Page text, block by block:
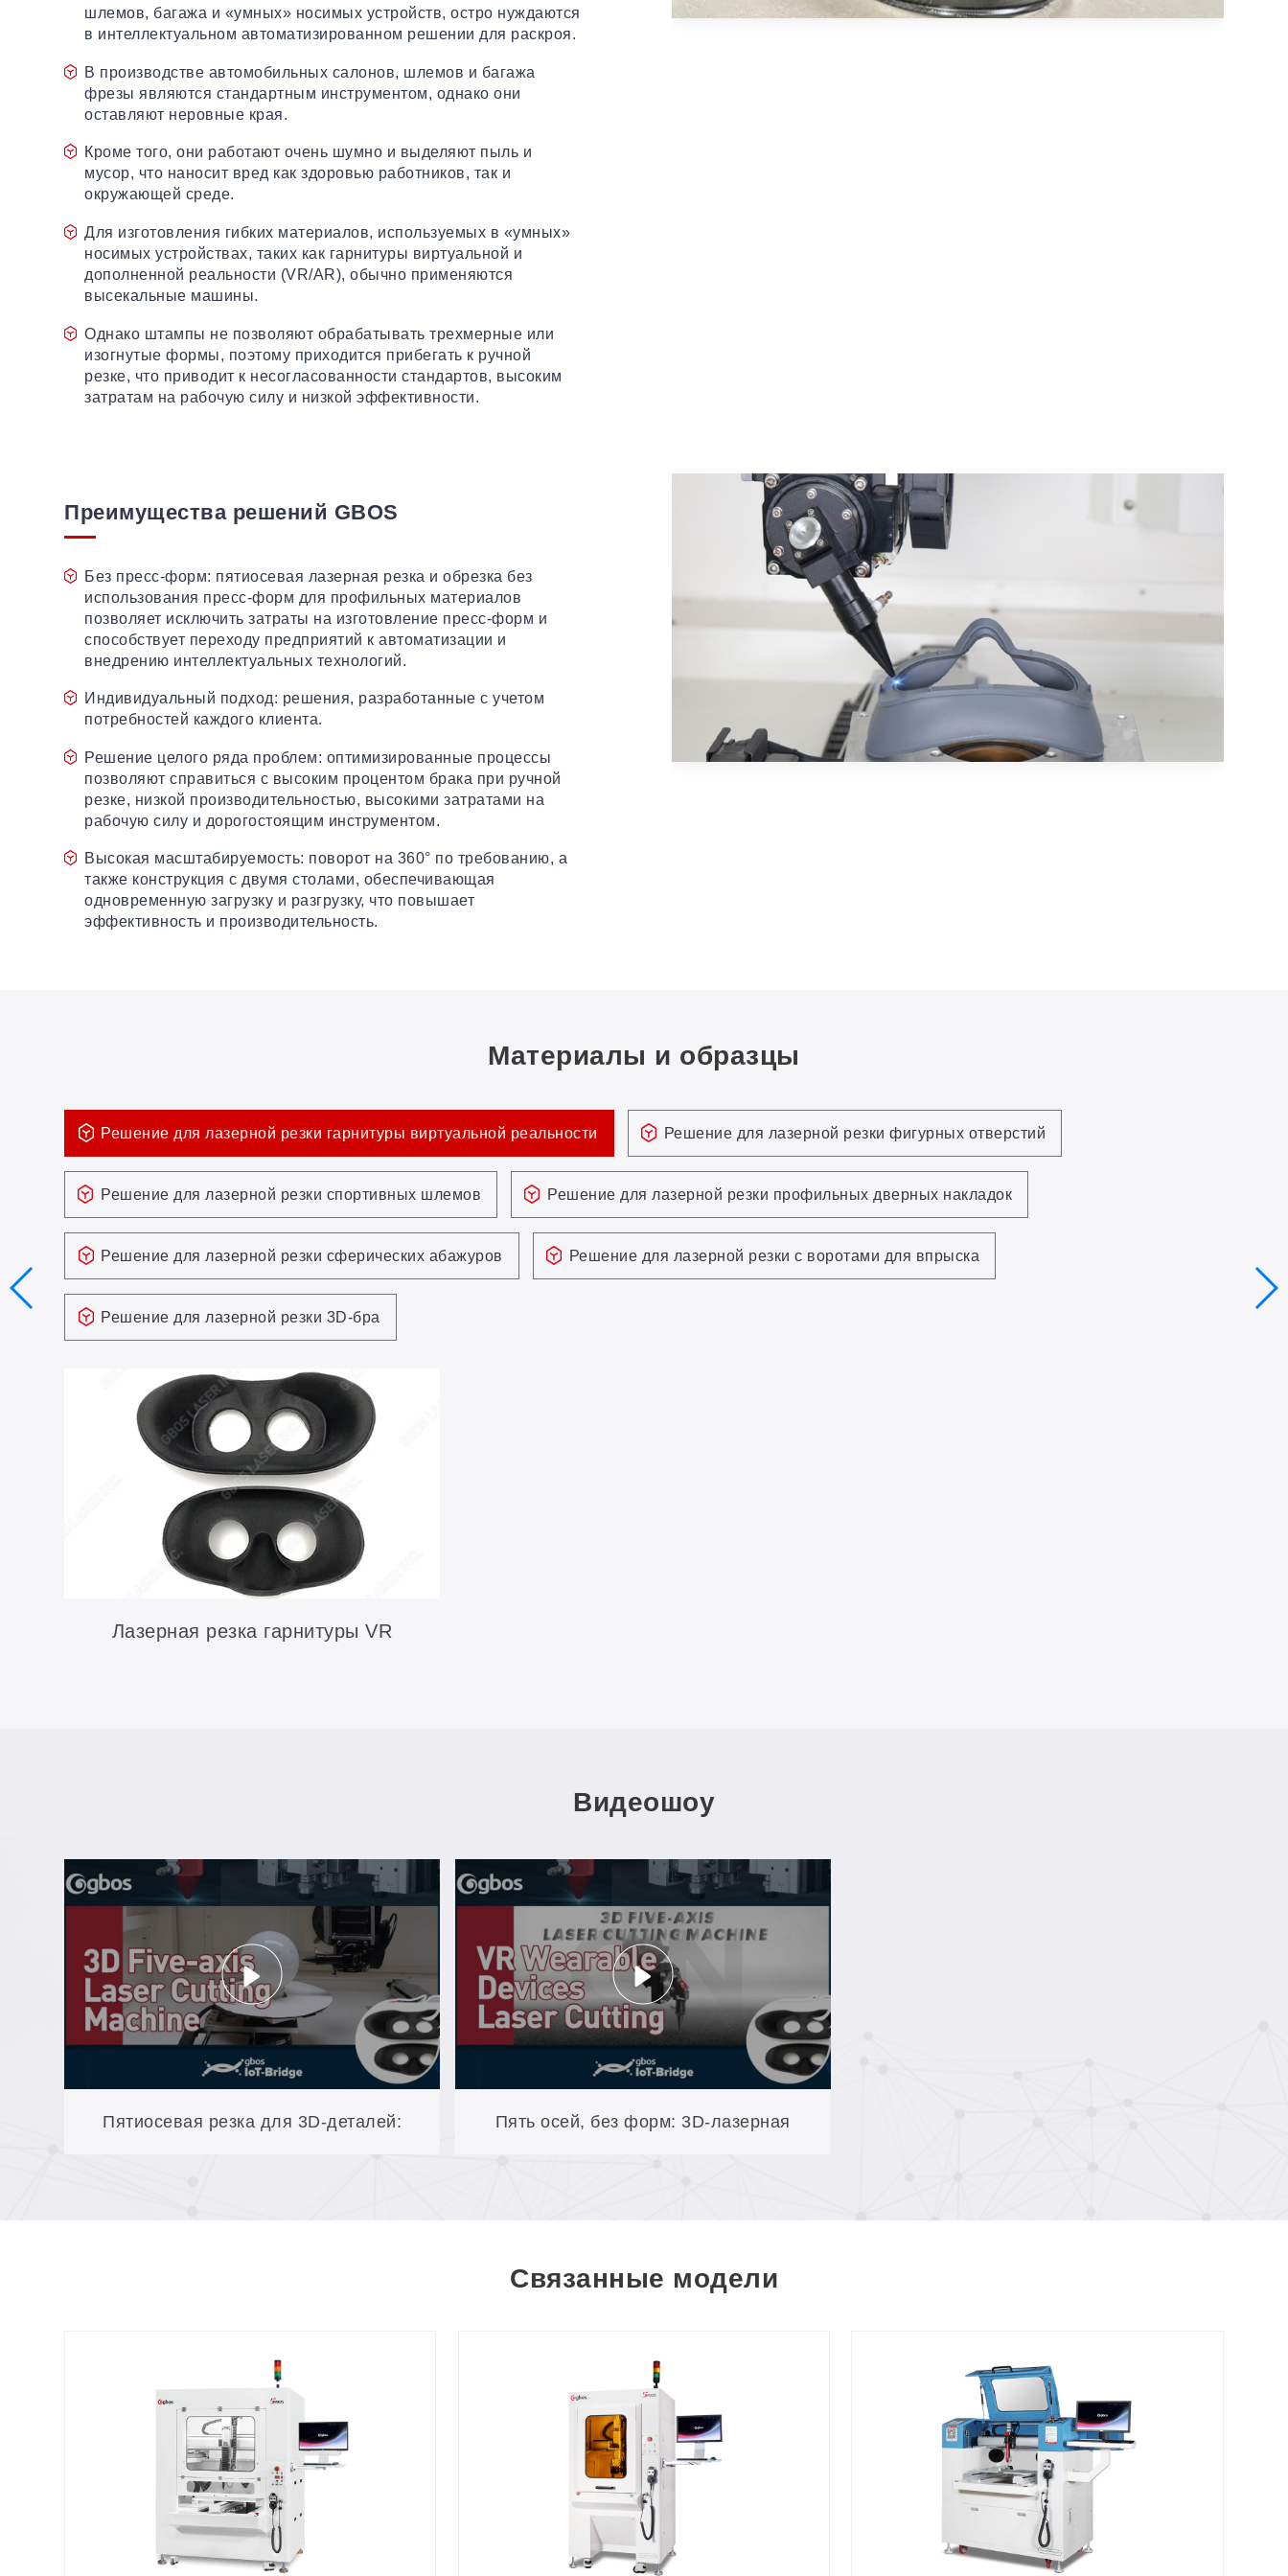
шлемов, багажа и «умных» носимых устройств, остро нуждаются
в интеллектуальном автоматизированном решении для раскроя.
В производстве автомобильных салонов, шлемов и багажа
фрезы являются стандартным инструментом, однако они
оставляют неровные края.
Кроме того, они работают очень шумно и выделяют пыль и
мусор, что наносит вред как здоровью работников, так и
окружающей среде.
Для изготовления гибких материалов, используемых в «умных»
носимых устройствах, таких как гарнитуры виртуальной и
дополненной реальности (VR/AR), обычно применяются
высекальные машины.
Однако штампы не позволяют обрабатывать трехмерные или
изогнутые формы, поэтому приходится прибегать к ручной
резке, что приводит к несогласованности стандартов, высоким
затратам на рабочую силу и низкой эффективности.
Преимущества решений GBOS
Без пресс-форм: пятиосевая лазерная резка и обрезка без
использования пресс-форм для профильных материалов
позволяет исключить затраты на изготовление пресс-форм и
способствует переходу предприятий к автоматизации и
внедрению интеллектуальных технологий.
Индивидуальный подход: решения, разработанные с учетом
потребностей каждого клиента.
Решение целого ряда проблем: оптимизированные процессы
позволяют справиться с высоким процентом брака при ручной
резке, низкой производительностью, высокими затратами на
рабочую силу и дорогостоящим инструментом.
Высокая масштабируемость: поворот на 360° по требованию, а
также конструкция с двумя столами, обеспечивающая
одновременную загрузку и разгрузку, что повышает
эффективность и производительность.
Материалы и образцы
Решение для лазерной резки гарнитуры виртуальной реальности Решение для лазерной резки фигурных отверстий
Решение для лазерной резки спортивных шлемов Решение для лазерной резки профильных дверных накладок
Решение для лазерной резки сферических абажуров Решение для лазерной резки с воротами для впрыска
Решение для лазерной резки 3D-бра
Лазерная резка гарнитуры VR
Видеошоу
Пятиосевая резка для 3D-деталей: Пять осей, без форм: 3D-лазерная
Связанные модели